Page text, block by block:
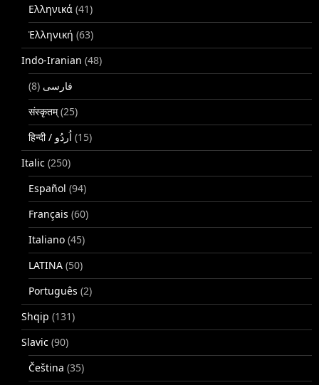
Ελληνικά (41)
Ἑλληνική (63)
Indo-Iranian (48)
فارسی (8)
संस्कृतम्(25)
(15)
Italic (250)
Español (94)
Français (60)
Italiano (45)
LATINA (50)
Português (2)
Shqip (131)
Slavic (90)
Čeština (35)